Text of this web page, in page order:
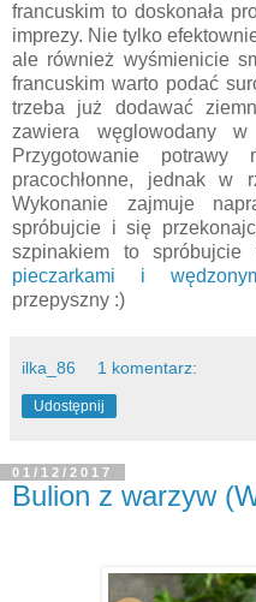
francuskim to doskonała
imprezy. Nie tylko
ale również wyśmienicie
francuskim warto podać
trzeba już dodawać
zawiera węglowodany
Przygotowanie
pracochłonne, jednak w
Wykonanie zajmuje
spróbujcie i się
szpinakiem to spróbujcie
pieczarkami i
przepyszny :)
ilka_86 1 komentarz:
Udostępnij
01/12/2017
Bulion z warzyw